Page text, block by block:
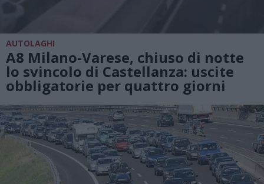
AUTOLAGHI
A8 Milano-Varese, chiuso di notte
lo svincolo di Castellanza: uscite
obbligatorie per quattro giorni